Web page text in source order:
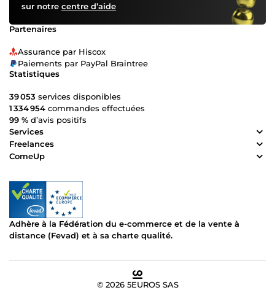
sur notre centre d’aide
Partenaires
Assurance par Hiscox
Paiements par PayPal Braintree
Statistiques
39 053 services disponibles
1 334 954 commandes effectuées
99 % d’avis positifs
Services
Freelances
ComeUp
Adhère à la Fédération du e-commerce et de la vente à
distance (Fevad) et à sa charte qualité.
© 2026 5EUROS SAS